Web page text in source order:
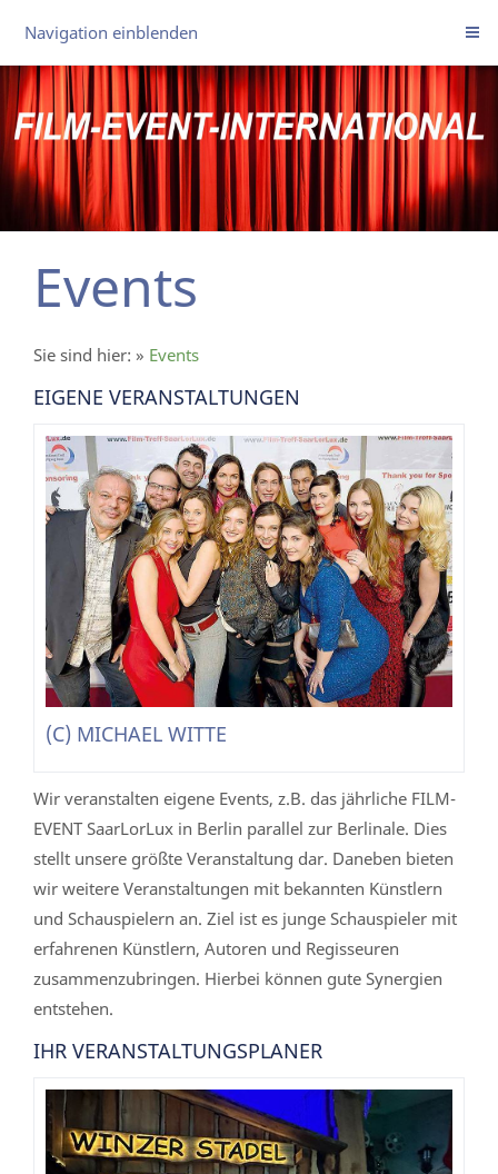
Navigation einblenden
Events
Sie sind hier: » Events
EIGENE VERANSTALTUNGEN
(C) MICHAEL WITTE
Wir veranstalten eigene Events, z.B. das jährliche FILM-
EVENT SaarLorLux in Berlin parallel zur Berlinale. Dies
stellt unsere größte Veranstaltung dar. Daneben bieten
wir weitere Veranstaltungen mit bekannten Künstlern
und Schauspielern an. Ziel ist es junge Schauspieler mit
erfahrenen Künstlern, Autoren und Regisseuren
zusammenzubringen. Hierbei können gute Synergien
entstehen.
IHR VERANSTALTUNGSPLANER